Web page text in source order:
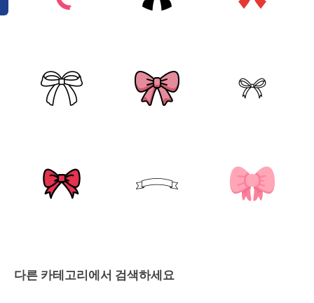
다른 카테고리에서 검색하세요